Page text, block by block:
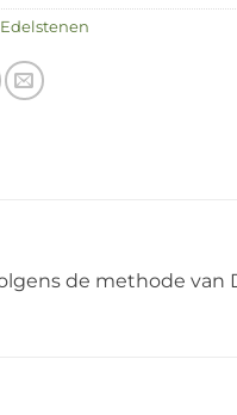
Edelstenen
de methode van